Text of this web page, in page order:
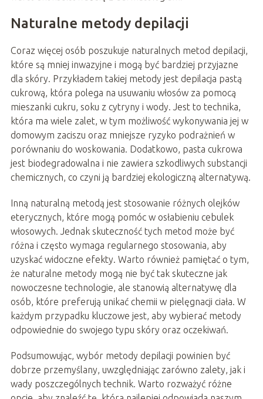
Naturalne metody depilacji
Coraz więcej osób poszukuje naturalnych metod depilacji,
które są mniej inwazyjne i mogą być bardziej przyjazne
dla skóry. Przykładem takiej metody jest depilacja pastą
cukrową, która polega na usuwaniu włosów za pomocą
mieszanki cukru, soku z cytryny i wody. Jest to technika,
która ma wiele zalet, w tym możliwość wykonywania jej w
domowym zaciszu oraz mniejsze ryzyko podrażnień w
porównaniu do woskowania. Dodatkowo, pasta cukrowa
jest biodegradowalna i nie zawiera szkodliwych substancji
chemicznych, co czyni ją bardziej ekologiczną alternatywą.
Inną naturalną metodą jest stosowanie różnych olejków
eterycznych, które mogą pomóc w osłabieniu cebulek
włosowych. Jednak skuteczność tych metod może być
różna i często wymaga regularnego stosowania, aby
uzyskać widoczne efekty. Warto również pamiętać o tym,
że naturalne metody mogą nie być tak skuteczne jak
nowoczesne technologie, ale stanowią alternatywę dla
osób, które preferują unikać chemii w pielęgnacji ciała. W
każdym przypadku kluczowe jest, aby wybierać metody
odpowiednie do swojego typu skóry oraz oczekiwań.
Podsumowując, wybór metody depilacji powinien być
dobrze przemyślany, uwzględniając zarówno zalety, jak i
wady poszczególnych technik. Warto rozważyć różne